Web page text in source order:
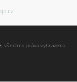
, všechna práva vyhrazena